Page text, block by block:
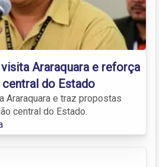
Araraquara e reforça
do Estado
Araraquara e traz propostas
central do Estado.